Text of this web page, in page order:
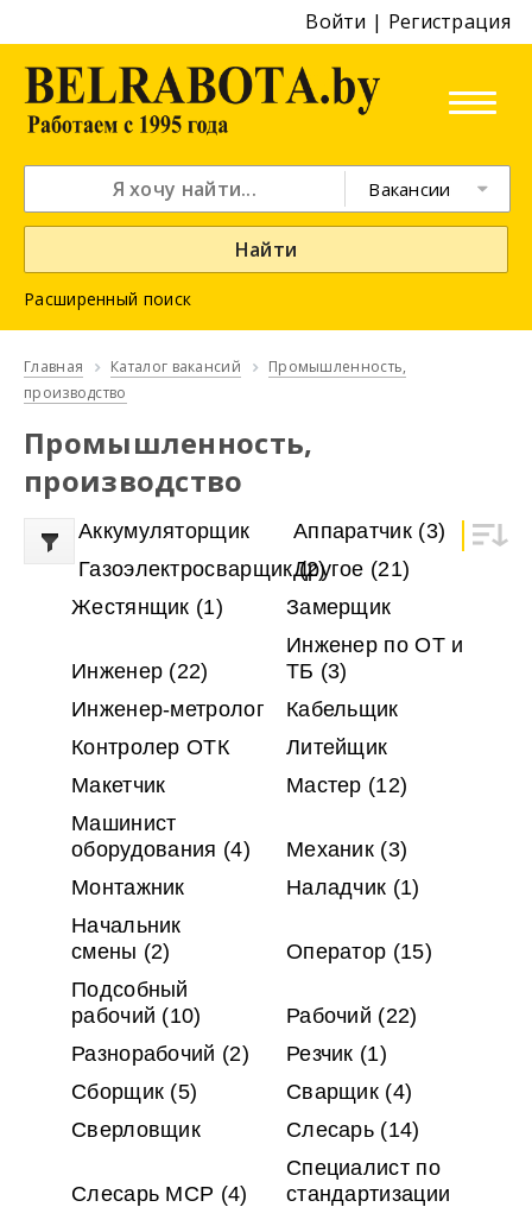
Войти | Регистрация
Вакансии
Найти
Расширенный поиск
Главная Каталог вакансий
Промышленность,
производство
Промышленность,
производство
Аккумуляторщик Аппаратчик (3)
Газоэлектросварщик(2)
Другое (21)
Жестянщик (1) Замерщик
Инженер (22)
Инженер по ОТ и
ТБ (3)
Инженер-метролог
Кабельщик
Контролер ОТК
Литейщик
Макетчик
Мастер (12)
Машинист
оборудования (4) Механик (3)
Монтажник
Наладчик (1)
Начальник
смены (2) Оператор (15)
Подсобный
рабочий (10) Рабочий (22)
Разнорабочий (2) Резчик (1)
Сборщик (5) Сварщик (4)
Сверловщик
Слесарь (14)
Слесарь МСР (4)
Специалист по
стандартизации